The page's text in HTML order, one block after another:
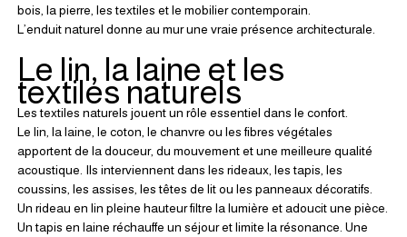
bois, la pierre, les textiles et le mobilier contemporain.
L’enduit naturel donne au mur une vraie présence architecturale.
Le lin, la laine et les
textiles naturels
Les textiles naturels jouent un rôle essentiel dans le confort.
Le lin, la laine, le coton, le chanvre ou les fibres végétales
apportent de la douceur, du mouvement et une meilleure qualité
acoustique. Ils interviennent dans les rideaux, les tapis, les
coussins, les assises, les têtes de lit ou les panneaux décoratifs.
Un rideau en lin pleine hauteur filtre la lumière et adoucit une pièce.
Un tapis en laine réchauffe un séjour et limite la résonance. Une